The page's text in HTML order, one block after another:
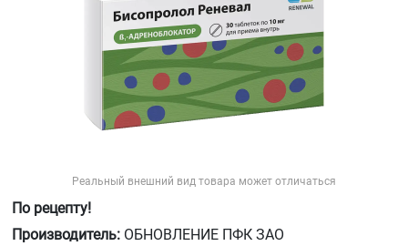
Реальный внешний вид товара может отличаться
По рецепту!
Производитель: ОБНОВЛЕНИЕ ПФК ЗАО